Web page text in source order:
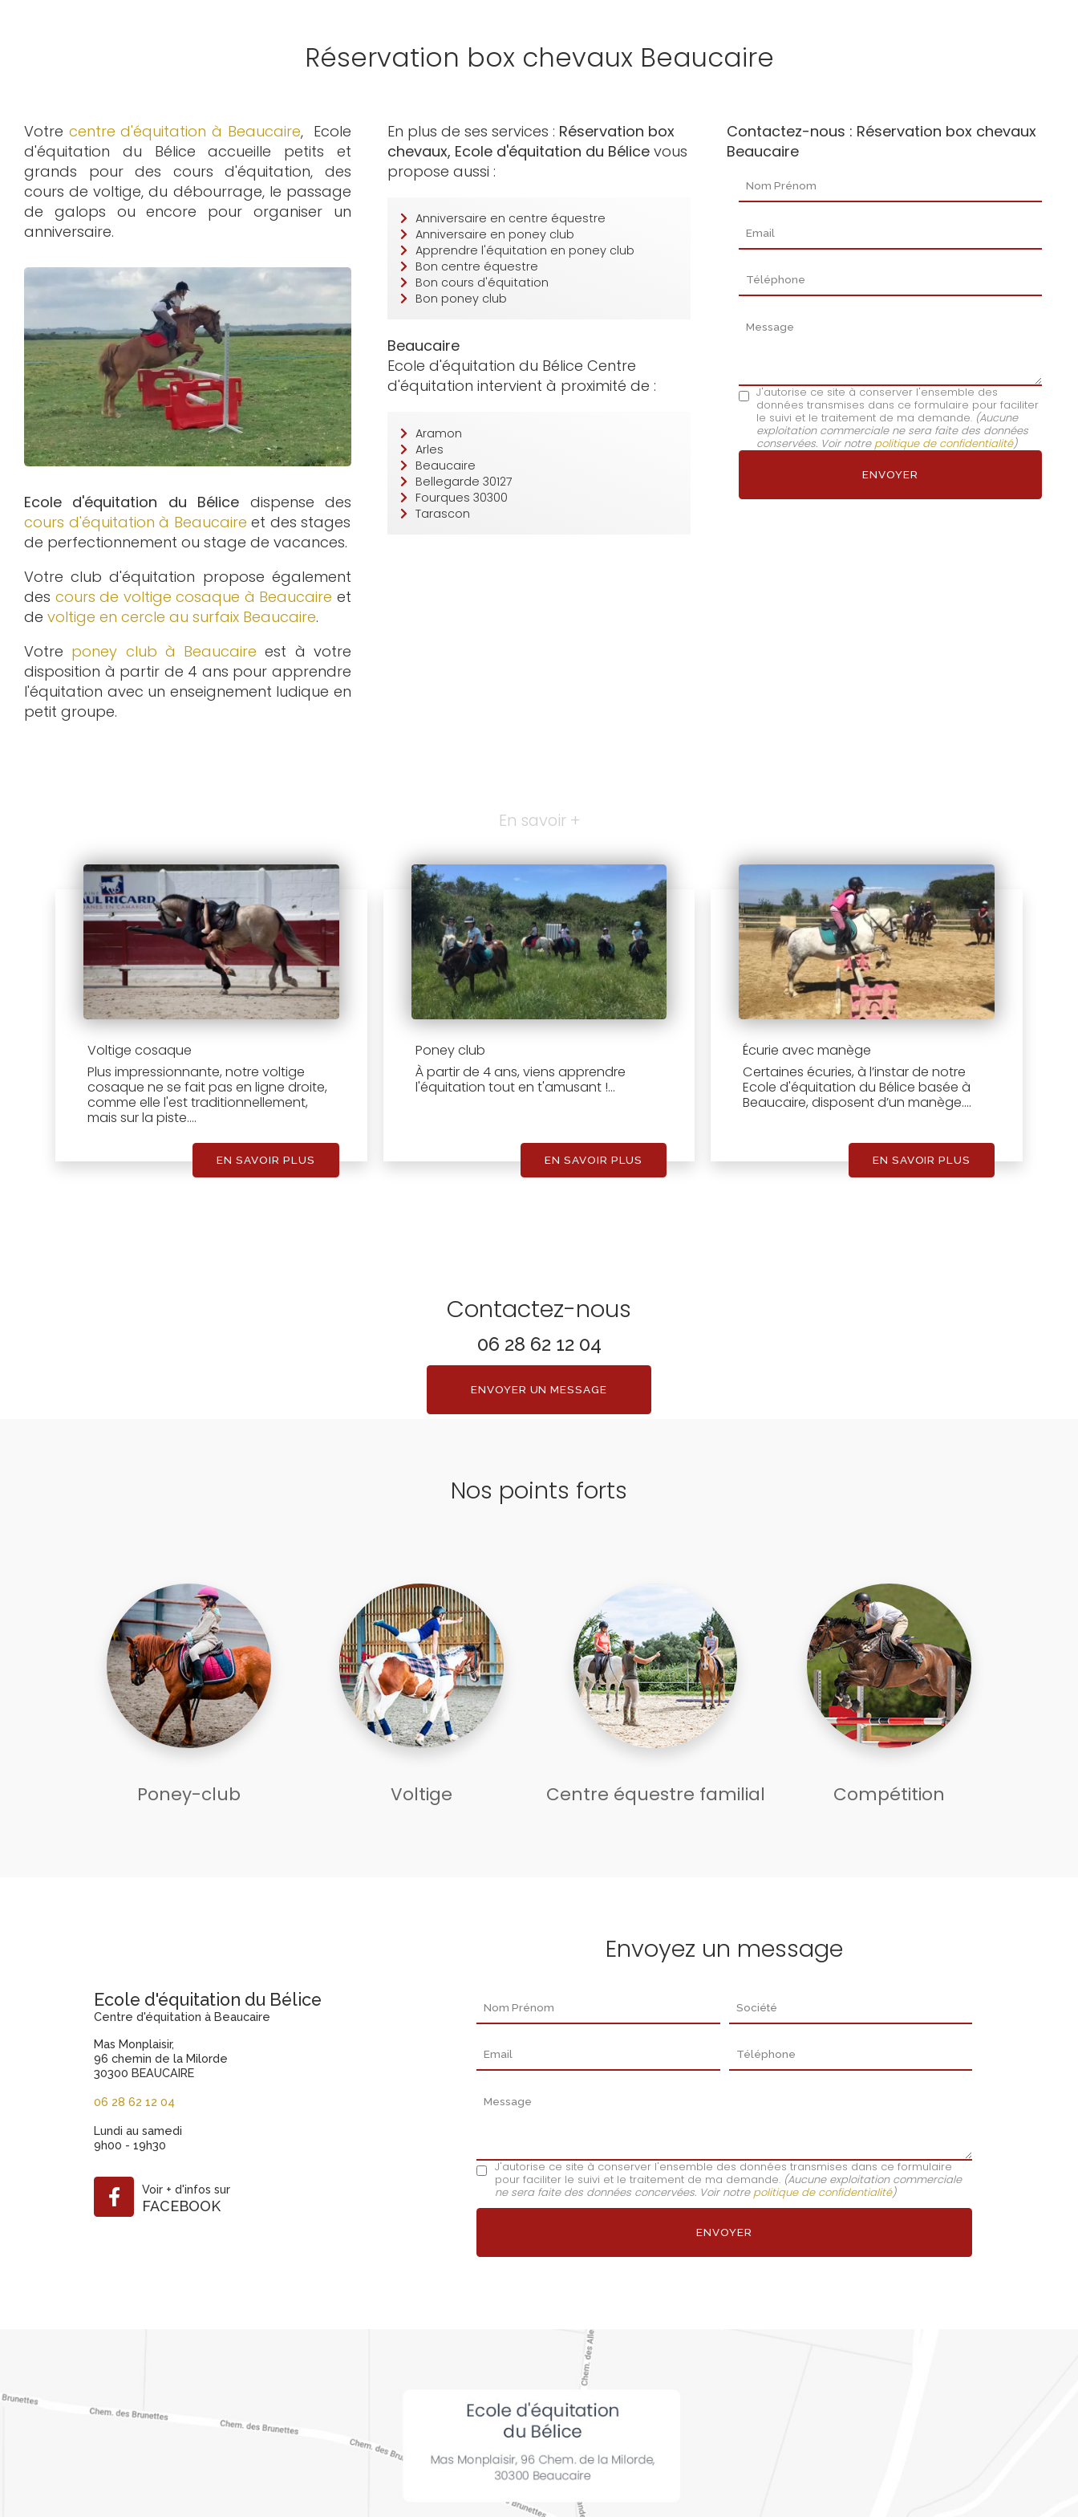
Réservation box chevaux Beaucaire
Votre centre d'équitation à Beaucaire, Ecole
d'équitation du Bélice accueille petits et
grands pour des cours d'équitation, des
cours de voltige, du débourrage, le passage
de galops ou encore pour organiser un
anniversaire.
Ecole d'équitation du Bélice dispense des
cours d'équitation à Beaucaire et des stages
de perfectionnement ou stage de vacances.
Votre club d'équitation propose également
des cours de voltige cosaque à Beaucaire et
de voltige en cercle au surfaix Beaucaire.
Votre poney club à Beaucaire est à votre
disposition à partir de 4 ans pour apprendre
l'équitation avec un enseignement ludique en
petit groupe.
En plus de ses services : Réservation box
chevaux, Ecole d'équitation du Bélicevous
propose aussi :
Anniversaire en centre équestre
Anniversaire en poney club
Apprendre l'équitation en poney club
Bon centre équestre
Bon cours d'équitation
Bon poney club
Beaucaire
Ecole d'équitation du Bélice Centre
d'équitation intervient à proximité de :
Aramon
Arles
Beaucaire
Bellegarde 30127
Fourques 30300
Tarascon
Contactez-nous : Réservation box chevaux
Beaucaire
Nom Prénom
Email
Téléphone
Message
J'autorise ce site à conserver l'ensemble des
données transmises dans ce formulaire pour faciliter
le suivi et le traitement de ma demande. (Aucune
exploitation commerciale ne sera faite des données
conservées. Voir notre politique de confidentialité)
En savoir +
Voltige cosaque
Plus impressionnante, notre voltige
cosaque ne se fait pas en ligne droite,
comme elle l'est traditionnellement,
mais sur la piste....
EN SAVOIR PLUS
Poney club
À partir de 4 ans, viens apprendre
l'équitation tout en t'amusant !...
EN SAVOIR PLUS
Écurie avec manège
Certaines écuries, à l’instar de notre
Ecole d'équitation du Bélice basée à
Beaucaire, disposent d’un manège....
EN SAVOIR PLUS
Contactez-nous
06 28 62 12 04
ENVOYER UN MESSAGE
Nos points forts
Poney-club Voltige Centre équestre familial Compétition
Ecole d'équitation du Bélice
Centre d'équitation à Beaucaire
Mas Monplaisir,
96 chemin de la Milorde
30300 BEAUCAIRE
06 28 62 12 04
Lundi au samedi
9h00 - 19h30
Voir + d'infos sur
FACEBOOK
Envoyez un message
Nom Prénom Société
Email Téléphone
Message
J'autorise ce site à conserver l'ensemble des données transmises dans ce formulaire
pour faciliter le suivi et le traitement de ma demande. (Aucune exploitation commerciale
ne sera faite des données concervées. Voir notre politique de confidentialité)